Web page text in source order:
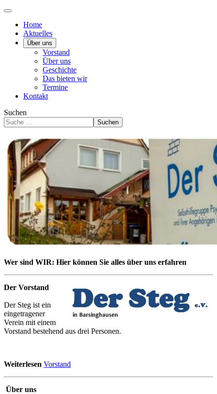
Home
Aktuelles
Über uns
Vorstand
Über uns
Geschichte
Das bieten wir
Termine
Kontakt
Suchen
Suchen
Wer sind WIR: Hier können Sie alles über uns erfahren
Der Vorstand
Der Steg ist ein
eingetragener
Verein mit einem
Vorstand bestehend aus drei Personen.
Weiterlesen Vorstand
Über uns